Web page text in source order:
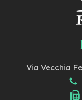
Via Vecchia